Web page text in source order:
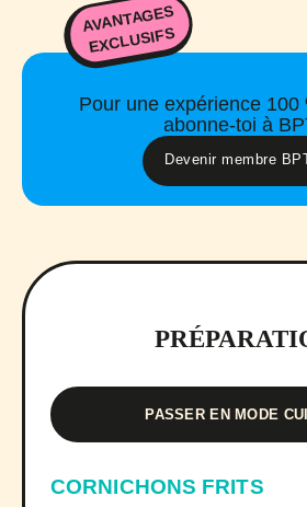
AVANTAGES
EXCLUSIFS
Pour une expérience 100
abonne-toi à
Devenir membre
PASSER EN MODE
CORNICHONS FRITS